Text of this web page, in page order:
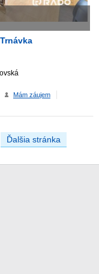
Mám záujem
Ďalšia stránka